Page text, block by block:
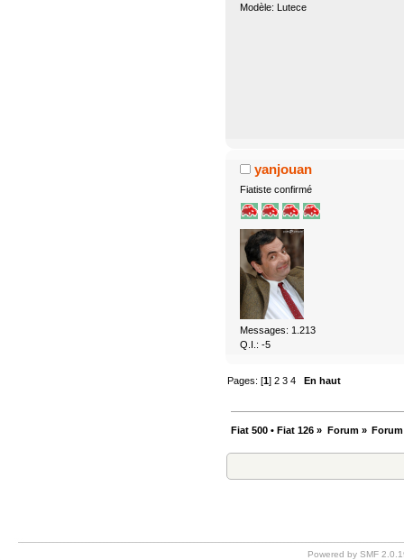
Modèle: Lutece
yanjouan
Fiatiste confirmé
Messages: 1.213
Q.I.: -5
Pages: [1]2 3 4 En haut
Fiat 500 • Fiat 126 » Forum»
Powered by SMF